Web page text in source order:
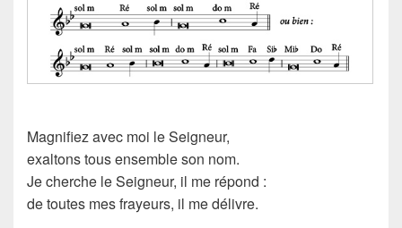
Magnifiez avec moi le Seigneur,
exaltons tous ensemble son nom.
Je cherche le Seigneur, il me répond :
de toutes mes frayeurs, il me délivre.